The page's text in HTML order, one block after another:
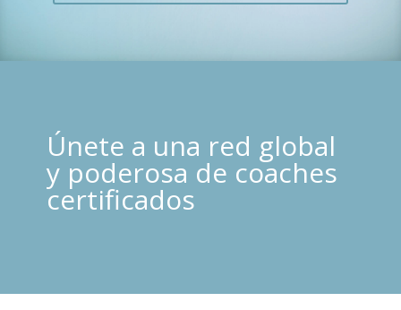
Únete a una red global
y poderosa de coaches
certificados